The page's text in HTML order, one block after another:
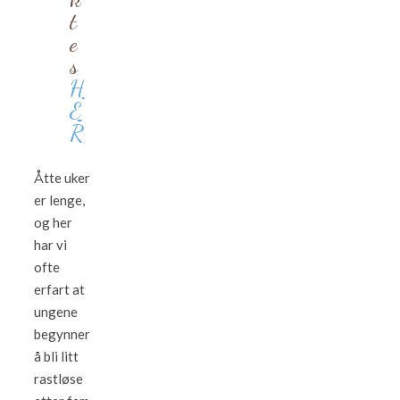
t
e
s
H
E
R
Åtte uker
er lenge,
og her
har vi
ofte
erfart at
ungene
begynner
å bli litt
rastløse